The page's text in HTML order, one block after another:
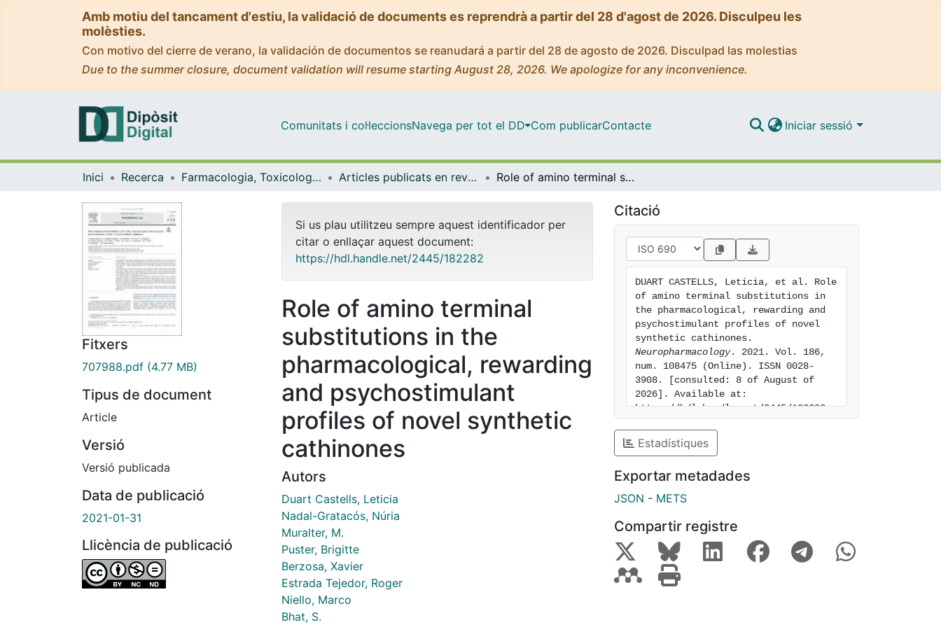
Amb motiu del tancament d'estiu, la validació de documents es reprendrà a partir del 28 d'agost de 2026. Disculpeu les
molèsties.
Con motivo del cierre de verano, la validación de documentos se reanudará a partir del 28 de agosto de 2026. Disculpad las molestias
Due to the summer closure, document validation will resume starting August 28, 2026. We apologize for any inconvenience.
Comunitats i col·leccionsNavega per tot el DD Com publicarContacte Iniciar sessió
Inici Recerca Farmacologia, Toxicologia i Química Terapèutica Articles publicats en revistes (Farmacologia, Toxicologia i Química Terapèutica) Role of amino terminal substitutions in the pharmacological, rewarding and psychostimulant profiles of novel synthetic cathinones
Fitxers
707988.pdf (4.77 MB)
Tipus de document
Article
Versió
Versió publicada
Data de publicació
2021-01-31
Llicència de publicació
Si us plau utilitzeu sempre aquest identificador per
citar o enllaçar aquest document:
https://hdl.handle.net/2445/182282
Role of amino terminal
substitutions in the
pharmacological, rewarding
and psychostimulant
profiles of novel synthetic
cathinones
Autors
Duart Castells, Leticia
Nadal-Gratacós, Núria
Muralter, M.
Puster, Brigitte
Berzosa, Xavier
Estrada Tejedor, Roger
Niello, Marco
Bhat, S.
Citació
DUART CASTELLS, Leticia, et al. Role
of amino terminal substitutions in
the pharmacological, rewarding and
psychostimulant profiles of novel
Neuropharmacology. 2021. Vol. 186,
num. 108475 (Online). ISSN 0028-
3908. [consulted: 8 of August of
2026]. Available at:
https://hdl.handle.net/2445/182282
Estadístiques
Exportar metadades
JSON - METS
Compartir registre